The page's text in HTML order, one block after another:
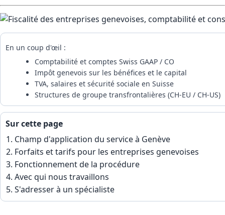
En un coup d'œil :
Comptabilité et comptes Swiss GAAP / CO
Impôt genevois sur les bénéfices et le capital
TVA, salaires et sécurité sociale en Suisse
Structures de groupe transfrontalières (CH-EU / CH-US)
Sur cette page
Champ d'application du service à Genève
Forfaits et tarifs pour les entreprises genevoises
Fonctionnement de la procédure
Avec qui nous travaillons
S'adresser à un spécialiste